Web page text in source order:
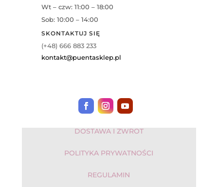
Wt – czw: 11:00 – 18:00
Sob: 10:00 – 14:00
SKONTAKTUJ SIĘ
(+48) 666 883 233
kontakt@puentasklep.pl
DOSTAWA I ZWROT
POLITYKA PRYWATNOŚCI
REGULAMIN